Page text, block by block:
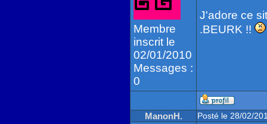
Membre
inscrit le
02/01/2010
Messages :
0
J'adore ce
.BEURK !!
ManonH. Posté le 28/02/